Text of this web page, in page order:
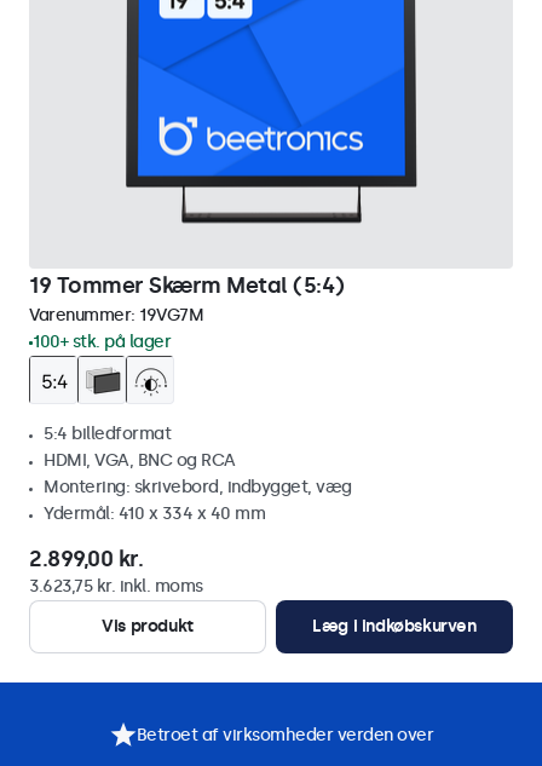
19 Tommer Skærm Metal (5:4)
Varenummer: 19VG7M
100+ stk. på lager
5:4 billedformat
HDMI, VGA, BNC og RCA
Montering: skrivebord, indbygget, væg
Ydermål: 410 x 334 x 40 mm
2.899,00 kr.
3.623,75 kr. inkl. moms
Vis produkt
Læg i indkøbskurven
Betroet af virksomheder verden over